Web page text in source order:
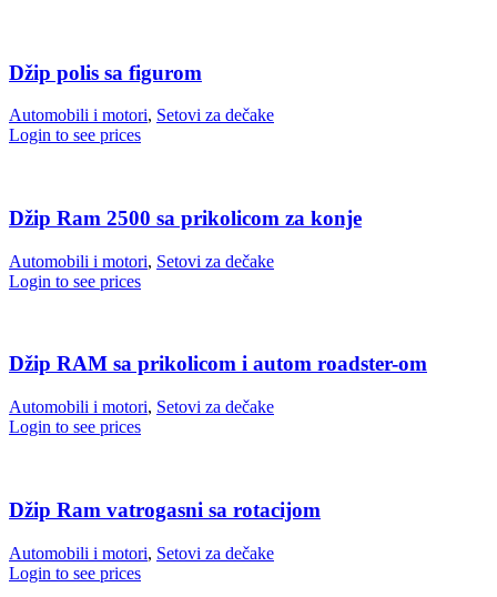
Džip polis sa figurom
Automobili i motori, Setovi za dečake
Login to see prices
Džip Ram 2500 sa prikolicom za konje
Automobili i motori, Setovi za dečake
Login to see prices
Džip RAM sa prikolicom i autom roadster-om
Automobili i motori, Setovi za dečake
Login to see prices
Džip Ram vatrogasni sa rotacijom
Automobili i motori, Setovi za dečake
Login to see prices